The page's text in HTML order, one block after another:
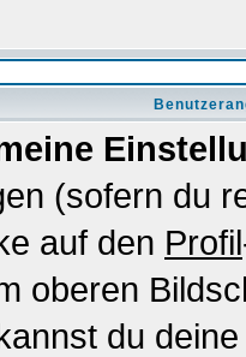
(sofern du
auf den Profil
oberen
du